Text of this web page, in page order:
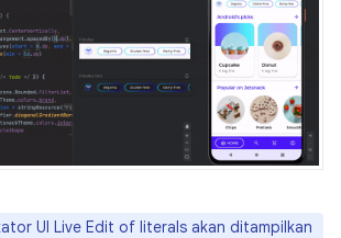
UI Live Edit of literals akan ditampilkan